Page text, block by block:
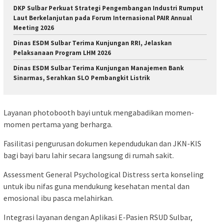
DKP Sulbar Perkuat Strategi Pengembangan Industri Rumput
Laut Berkelanjutan pada Forum Internasional PAIR Annual
Meeting 2026
Dinas ESDM Sulbar Terima Kunjungan RRI, Jelaskan
Pelaksanaan Program LHM 2026
Dinas ESDM Sulbar Terima Kunjungan Manajemen Bank
Sinarmas, Serahkan SLO Pembangkit Listrik
Layanan photobooth bayi untuk mengabadikan momen-
momen pertama yang berharga.
Fasilitasi pengurusan dokumen kependudukan dan JKN-KIS
bagi bayi baru lahir secara langsung di rumah sakit.
Assessment General Psychological Distress serta konseling
untuk ibu nifas guna mendukung kesehatan mental dan
emosional ibu pasca melahirkan.
Integrasi layanan dengan Aplikasi E-Pasien RSUD Sulbar,